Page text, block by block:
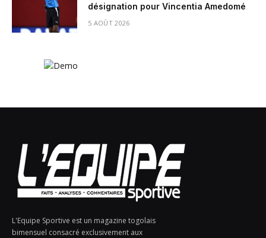
désignation pour Vincentia Amedomé
5 AOÛT 2026
L'Equipe Sportive est un magazine togolais
bimensuel consacré exclusivement aux